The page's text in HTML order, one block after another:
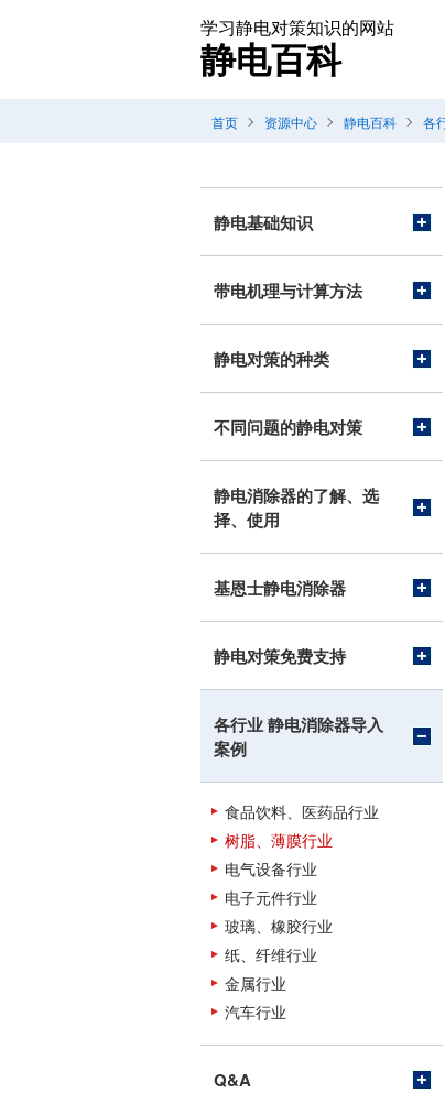
学习静电对策知识的网站
静电百科
首页 资源中心 静电百科 各
静电基础知识
带电机理与计算方法
静电对策的种类
不同问题的静电对策
静电消除器的了解、选
择、使用
基恩士静电消除器
静电对策免费支持
各行业 静电消除器导入
案例
食品饮料、医药品行业
树脂、薄膜行业
电气设备行业
电子元件行业
玻璃、橡胶行业
纸、纤维行业
金属行业
汽车行业
Q&A